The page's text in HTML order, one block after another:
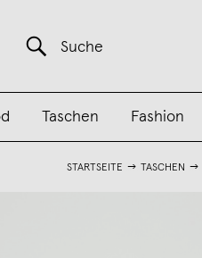
Suche
Taschen Fashion
STARTSEITE TASCHEN